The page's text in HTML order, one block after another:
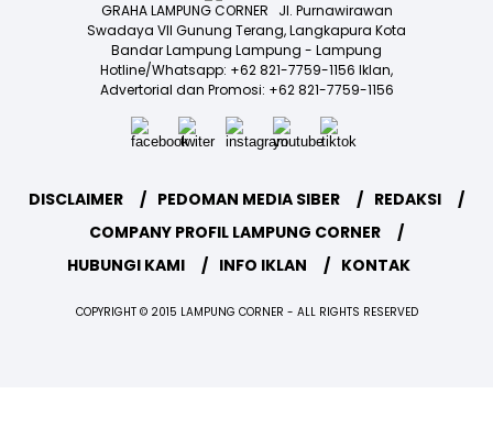
GRAHA LAMPUNG CORNER Jl. Purnawirawan
Swadaya VII Gunung Terang, Langkapura Kota
Bandar Lampung Lampung - Lampung
Hotline/Whatsapp: +62 821-7759-1156 Iklan,
Advertorial dan Promosi: +62 821-7759-1156
DISCLAIMER PEDOMAN MEDIA SIBER
REDAKSI
COMPANY PROFIL LAMPUNG CORNER
HUBUNGI KAMI
INFO IKLAN KONTAK
COPYRIGHT © 2015 LAMPUNG CORNER - ALL RIGHTS RESERVED